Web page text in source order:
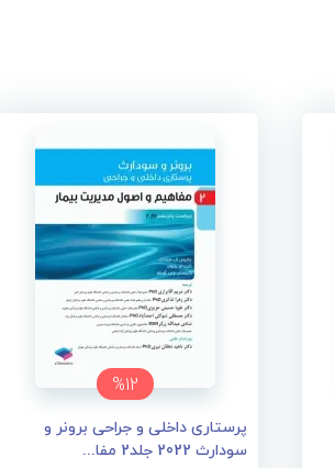
%12
پرستاری داخلی و جراحی برونر و
سودارث 2022 جلد2 مفا...